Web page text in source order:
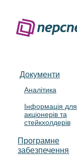
Документи
Аналітика
Інформація для
акціонерів та
стейкхолдерів
Програмне
забезпечення